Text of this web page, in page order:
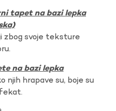
tapet na bazi lepka
zbog svoje teksture
na bazi lepka
njih hrapave su, boje su